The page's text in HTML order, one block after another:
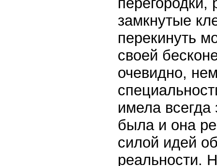
замкнутые
перекинуть
своей
очевидно,
имела
была и она
силой идей
реальности.